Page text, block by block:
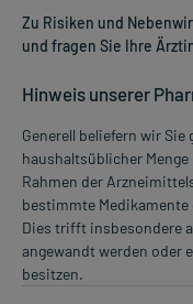
Zu Risiken und
und fragen Sie Ihre
Hinweis unserer
Generell beliefern wir
haushaltsüblicher
Rahmen der
bestimmte Medikamente
Dies trifft insbesondere
angewandt werden oder
besitzen.